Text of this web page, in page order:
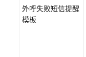
控
外呼失败短信提醒
模板